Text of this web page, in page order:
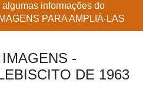
informações do
PARA AMPLIÁ-LAS
-
DE 1963